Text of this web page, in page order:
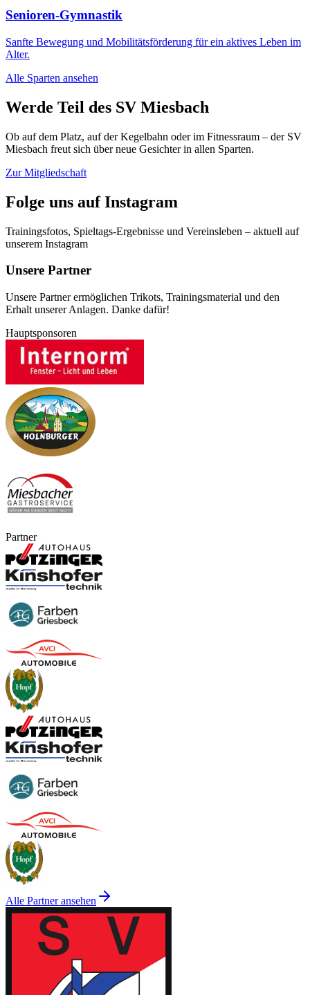
Senioren-Gymnastik
Sanfte Bewegung und Mobilitätsförderung für ein aktives Leben im
Alter.
Alle Sparten ansehen
Werde Teil des SV Miesbach
Ob auf dem Platz, auf der Kegelbahn oder im Fitnessraum – der SV
Miesbach freut sich über neue Gesichter in allen Sparten.
Zur Mitgliedschaft
Folge uns auf Instagram
Trainingsfotos, Spieltags-Ergebnisse und Vereinsleben – aktuell auf
unserem Instagram
Unsere Partner
Unsere Partner ermöglichen Trikots, Trainingsmaterial und den
Erhalt unserer Anlagen. Danke dafür!
Hauptsponsoren
Partner
Alle Partner ansehen